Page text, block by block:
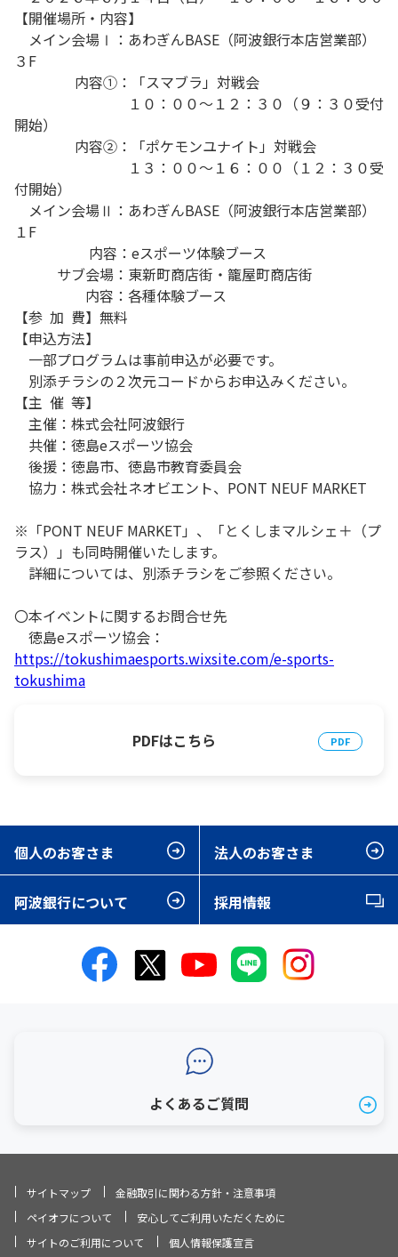
【開催場所・内容】
メイン会場Ⅰ：あわぎんBASE（阿波銀行本店営業部）
３F
内容①：「スマブラ」対戦会
１０：００～１２：３０（９：３０受付
開始）
内容②：「ポケモンユナイト」対戦会
１３：００～１６：００（１２：３０受
付開始）
メイン会場Ⅱ：あわぎんBASE（阿波銀行本店営業部）
１F
内容：eスポーツ体験ブース
サブ会場：東新町商店街・籠屋町商店街
内容：各種体験ブース
【参 加 費】無料
【申込方法】
一部プログラムは事前申込が必要です。
別添チラシの２次元コードからお申込みください。
【主 催 等】
主催：株式会社阿波銀行
共催：徳島eスポーツ協会
後援：徳島市、徳島市教育委員会
協力：株式会社ネオビエント、PONT NEUF MARKET
※「PONT NEUF MARKET」、「とくしまマルシェ＋（プ
ラス）」も同時開催いたします。
詳細については、別添チラシをご参照ください。
〇本イベントに関するお問合せ先
徳島eスポーツ協会：
https://tokushimaesports.wixsite.com/e-sports-
tokushima
PDFはこちら
個人のお客さま 法人のお客さま
阿波銀行について 採用情報
よくあるご質問
サイトマップ
金融取引に関わる方針・注意事項
ペイオフについて
安心してご利用いただくために
サイトのご利用について
個人情報保護宣言